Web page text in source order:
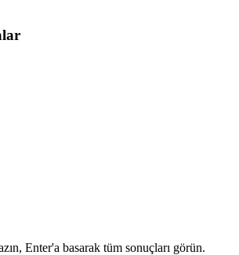
Enter'a basarak tüm sonuçları görün.